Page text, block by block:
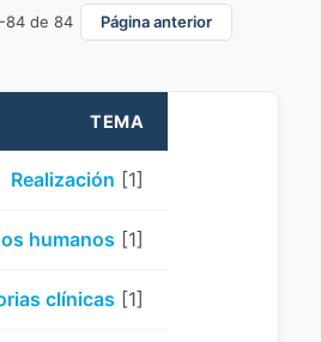
84 de 84 Página anterior
TEMA
Realización [1]
humanos [1]
clínicas [1]